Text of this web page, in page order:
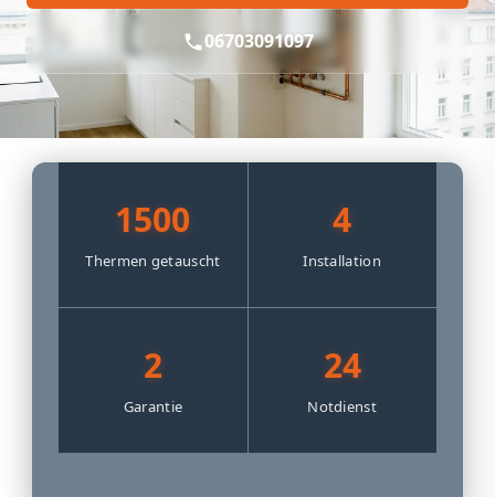
06703091097
1500
Thermen getauscht
4
Installation
2
Garantie
24
Notdienst